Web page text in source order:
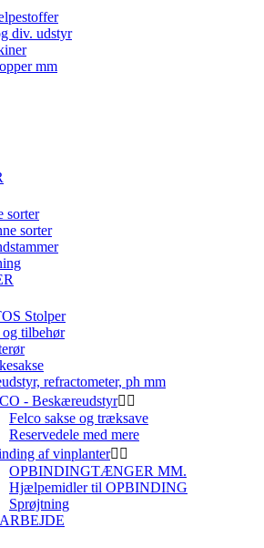
div. udstyr
mm
sorter
sorter
Stolper
og tilbehør
refractometer, ph mm
- Beskæreudstyr 
Felco sakse og træksave
Reservedele med mere
af vinplanter 
OPBINDINGTÆNGER MM.
Hjælpemidler til OPBINDING
Sprøjtning